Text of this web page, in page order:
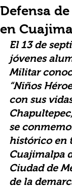
Defensa
en
El 13 de
jóvenes
Militar
“Niños
con sus
se
histórico en
Cuajimalpa
Ciudad de
de la